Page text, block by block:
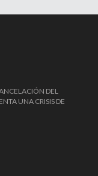
CANCELACIÓN DEL
UNA CRISIS DE
PARA ELEGIR LA